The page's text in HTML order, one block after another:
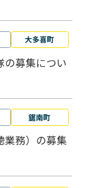
大多喜町
の募集につい
鋸南町
業務）の募集